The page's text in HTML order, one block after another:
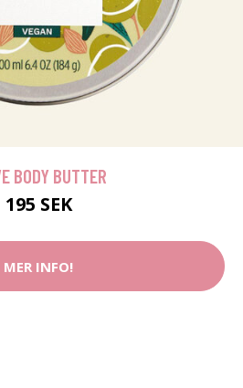
BODY BUTTER
195 SEK
MER INFO!